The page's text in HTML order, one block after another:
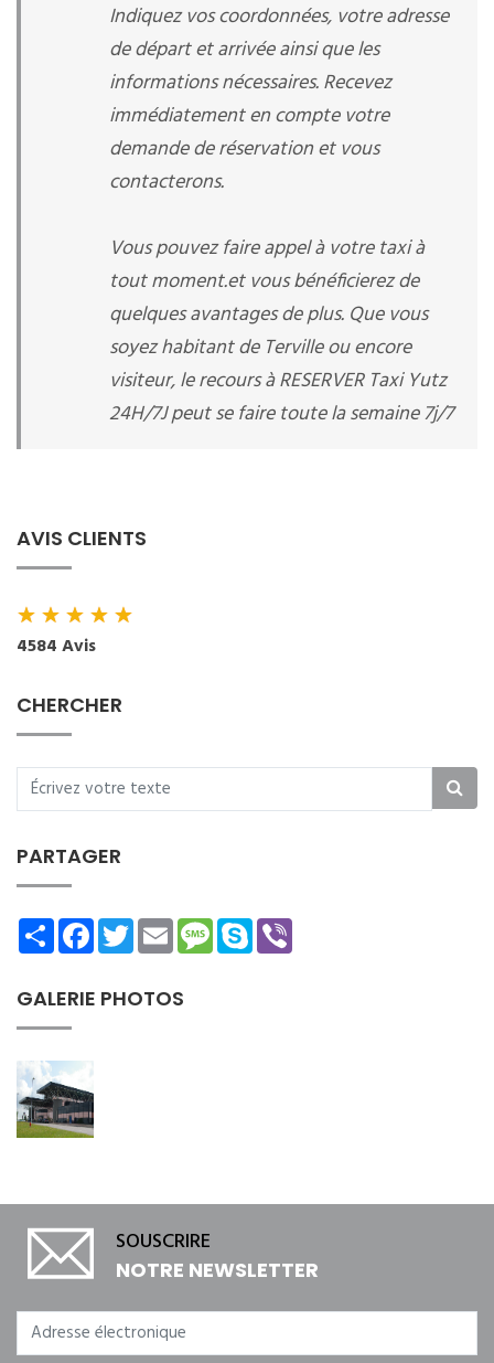
Indiquez vos coordonnées, votre adresse
de départ et arrivée ainsi que les
informations nécessaires. Recevez
immédiatement en compte votre
demande de réservation et vous
contacterons.
Vous pouvez faire appel à votre taxi à
tout moment.et vous bénéficierez de
quelques avantages de plus. Que vous
soyez habitant de Terville ou encore
visiteur, le recours à RESERVER Taxi Yutz
24H/7J peut se faire toute la semaine 7j/7
AVIS CLIENTS
★★★★★
4584 Avis
CHERCHER
PARTAGER
ShareFacebookTwitterEmailMessage
Skype
GALERIE PHOTOS
SOUSCRIRE
NOTRE NEWSLETTER